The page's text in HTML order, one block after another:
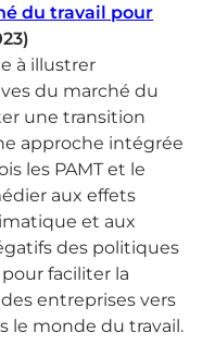
du travail pour
à illustrer
du marché du
une transition
approche intégrée
les PAMT et le
aux effets
et aux
des politiques
faciliter la
entreprises vers
le monde du travail.